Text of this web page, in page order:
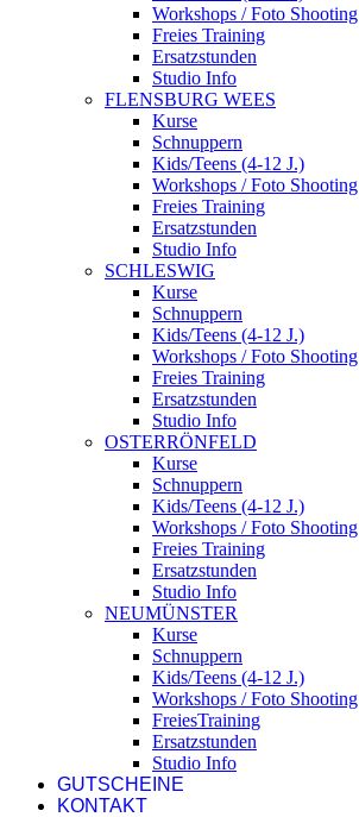
Workshops / Foto Shooting
Freies Training
Ersatzstunden
Studio Info
FLENSBURG WEES
Kurse
Schnuppern
Kids/Teens (4-12 J.)
Workshops / Foto Shooting
Freies Training
Ersatzstunden
Studio Info
SCHLESWIG
Kurse
Schnuppern
Kids/Teens (4-12 J.)
Workshops / Foto Shooting
Freies Training
Ersatzstunden
Studio Info
OSTERRÖNFELD
Kurse
Schnuppern
Kids/Teens (4-12 J.)
Workshops / Foto Shooting
Freies Training
Ersatzstunden
Studio Info
NEUMÜNSTER
Kurse
Schnuppern
Kids/Teens (4-12 J.)
Workshops / Foto Shooting
FreiesTraining
Ersatzstunden
Studio Info
GUTSCHEINE
KONTAKT